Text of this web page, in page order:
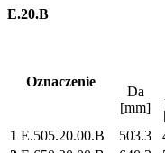
E.20.B
Oznaczenie
Da
[mm]
1 E.505.20.00.B 503.3